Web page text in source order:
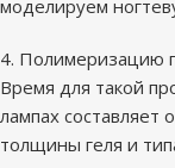
моделируем
4. Полимеризацию
Время для такой
лампах составляет
толщины геля и